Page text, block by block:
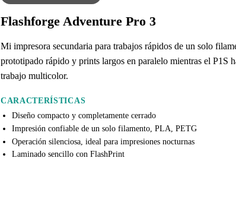
Flashforge Adventure Pro 3
Mi impresora secundaria para trabajos rápidos de un solo
prototipado rápido y prints largos en paralelo mientras el P1S
trabajo multicolor.
CARACTERÍSTICAS
Diseño compacto y completamente cerrado
Impresión confiable de un solo filamento, PLA, PETG
Operación silenciosa, ideal para impresiones nocturnas
Laminado sencillo con FlashPrint